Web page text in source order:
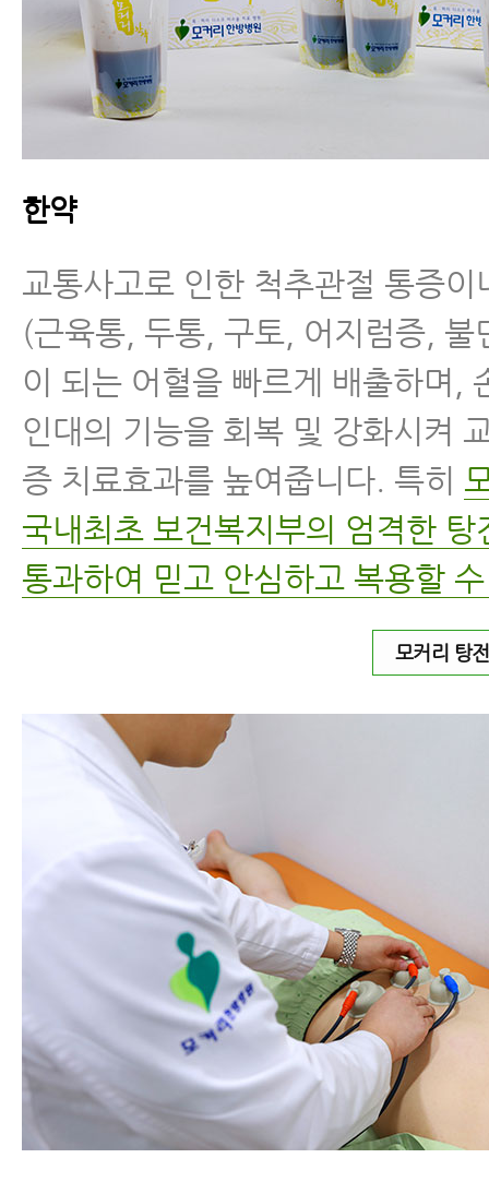
한약
교통사고로 인한 척추관절 통증이
(근육통, 두통, 구토, 어지럼증, 불
이 되는 어혈을 빠르게 배출하며,
인대의 기능을 회복 및 강화시켜
증 치료효과를 높여줍니다. 특히
국내최초 보건복지부의 엄격한 탕
통과하여 믿고 안심하고 복용할
모커리 탕